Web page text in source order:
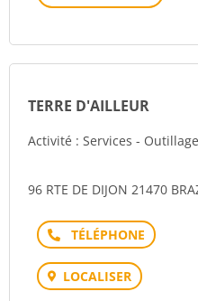
TERRE D'AILLEUR
Activité : Services -
96 RTE DE DIJON 21470
Téléphone
LOCALISER